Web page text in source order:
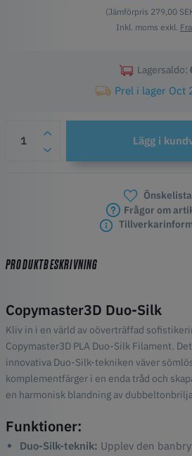
(Jämförpris 279,00
Inkl. moms exkl.
Lagersaldo:
Prel i lager Oct
Lägg i
Önskelista
Frågor om
PRODUKTBESKRIVNING
Copymaster3D Duo-Silk
Kliv in i en värld av oöverträffad
Copymaster3D PLA Duo-Silk Filament.
innovativa Duo-Silk-tekniken väver
komplementfärger i en enda tråd och
en harmonisk blandning av
Funktioner:
Duo-Silk-teknik: Upplev den